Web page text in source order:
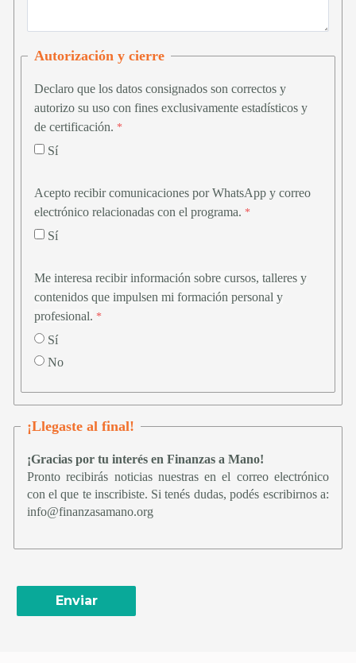
Autorización y cierre
Declaro que los datos consignados son correctos y
autorizo su uso con fines exclusivamente estadísticos y
de certificación.
Sí
Acepto recibir comunicaciones por WhatsApp y correo
electrónico relacionadas con el programa.
Sí
Me interesa recibir información sobre cursos, talleres y
contenidos que impulsen mi formación personal y
profesional.
Sí
No
¡Llegaste al final!
¡Gracias por tu interés en Finanzas a Mano!
Pronto recibirás noticias nuestras en el correo electrónico
con el que te inscribiste. Si tenés dudas, podés escribirnos a:
info@finanzasamano.org